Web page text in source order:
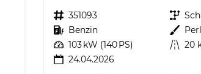
Fahrzeugnr. 351093 Getriebe
Kraftstoff Benzin Außenfarbe
Leistung 103 kW (140 PS) Kilometerstand 20
24.04.2026